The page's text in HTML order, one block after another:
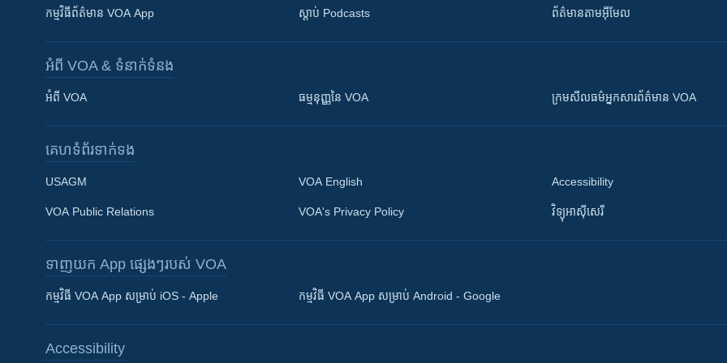
Khmer English
កម្មវិធី​ព័ត៌មាន VOA App ស្តាប់ Podcasts ព័ត៌មាន​តាម​អ៊ីមែល
អំពី​ VOA & ទំនាក់ទំនង
អំពី​ VOA ធម្មនុញ្ញ​នៃ VOA ក្រម​​​សីលធម៌​​​អ្នក​​​សារព័ត៌មាន VOA
គេហទំព័រ​​ទាក់ទង
USAGM
VOA Public Relations
VOA English
VOA's Privacy Policy
Accessibility
វិទ្យុ​អាស៊ី​សេរី
ទាញយក​ App ផ្សេងៗ​របស់​ VOA
កម្មវិធី​ VOA App សម្រាប់ iOS - Apple កម្មវិធី​ VOA App សម្រាប់ Android - Google
Accessibility